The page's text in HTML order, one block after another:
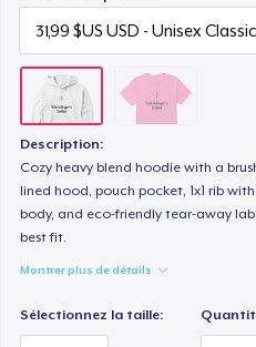
Description:
Cozy heavy blend hoodie with a
lined hood, pouch pocket, 1x1 rib
body, and eco-friendly tear-away
best fit.
Montrer plus de détails
Sélectionnez la taille: